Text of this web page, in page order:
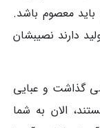
معصوم باشد.
دارند نصیبشان
گذاشت و عبایی
الان به شما